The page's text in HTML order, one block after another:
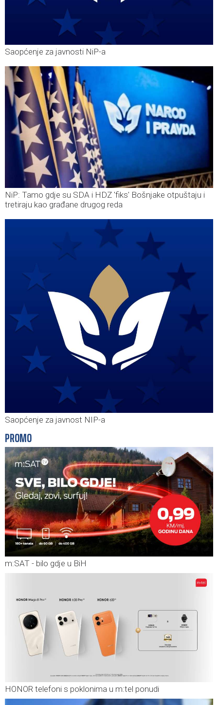
Saopćenje za javnosti NiP-a
NiP: Tamo gdje su SDA i HDZ 'fiks' Bošnjake otpuštaju i
tretiraju kao građane drugog reda
Saopćenje za javnost NIP-a
PROMO
m:SAT - bilo gdje u BiH
HONOR telefoni s poklonima u m:tel ponudi